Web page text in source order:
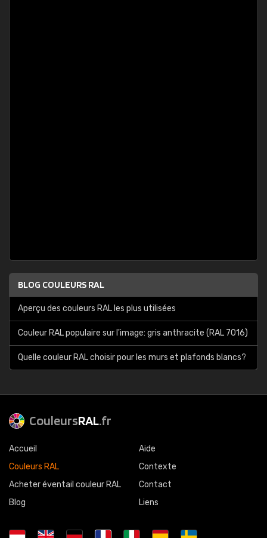
BLOG COULEURS RAL
Aperçu des couleurs RAL les plus utilisées
Couleur RAL populaire sur l'image: gris anthracite (RAL 7016)
Quelle couleur RAL choisir pour les murs et plafonds blancs?
CouleursRAL.fr
Accueil
Couleurs RAL
Acheter éventail couleur RAL
Blog
Aide
Contexte
Contact
Liens